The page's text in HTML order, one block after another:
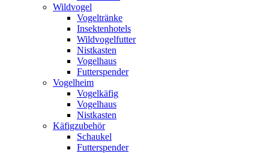
Wildvogel
Vogeltränke
Insektenhotels
Wildvogelfutter
Nistkasten
Vogelhaus
Futterspender
Vogelheim
Vogelkäfig
Vogelhaus
Nistkasten
Käfigzubehör
Schaukel
Futterspender